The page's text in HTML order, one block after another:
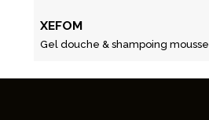
XEFOM
Gel douche & shampoing mousse